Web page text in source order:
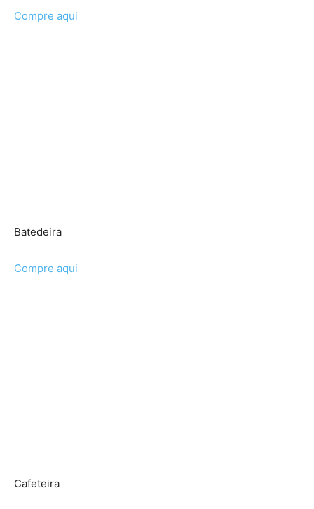
Compre aqui
Batedeira
Compre aqui
Cafeteira